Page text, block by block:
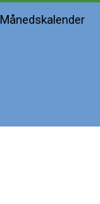
Månedskalender